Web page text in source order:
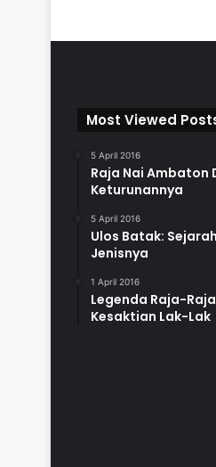
Most Viewed
5 April 2016
Raja Nai Ambaton
Keturunannya
5 April 2016
Ulos Batak:
Jenisnya
1 April 2016
Legenda Raja-
Kesaktian Lak-Lak